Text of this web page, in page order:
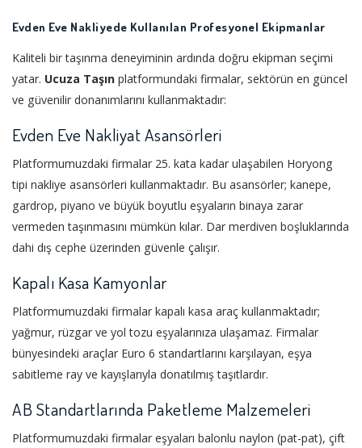
Evden Eve Nakliyede Kullanılan Profesyonel Ekipmanlar
Kaliteli bir taşınma deneyiminin ardında doğru ekipman seçimi
yatar. Ucuza Taşın platformundaki firmalar, sektörün en güncel
ve güvenilir donanımlarını kullanmaktadır:
Evden Eve Nakliyat Asansörleri
Platformumuzdaki firmalar 25. kata kadar ulaşabilen Horyong
tipi nakliye asansörleri kullanmaktadır. Bu asansörler; kanepe,
gardrop, piyano ve büyük boyutlu eşyaların binaya zarar
vermeden taşınmasını mümkün kılar. Dar merdiven boşluklarında
dahi dış cephe üzerinden güvenle çalışır.
Kapalı Kasa Kamyonlar
Platformumuzdaki firmalar kapalı kasa araç kullanmaktadır;
yağmur, rüzgar ve yol tozu eşyalarınıza ulaşamaz. Firmalar
bünyesindeki araçlar Euro 6 standartlarını karşılayan, eşya
sabitleme ray ve kayışlarıyla donatılmış taşıtlardır.
AB Standartlarında Paketleme Malzemeleri
Platformumuzdaki firmalar eşyaları balonlu naylon (pat-pat), çift